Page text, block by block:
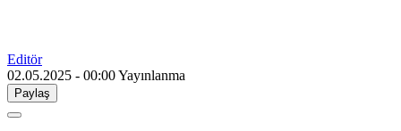
Editör
02.05.2025 - 00:00Yayınlanma
Paylaş